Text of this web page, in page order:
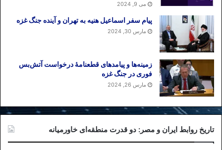
می 9, 2024
پیام سفر اسماعیل هنیه به تهران و آینده جنگ غزه
مارس 30, 2024
زمینه‌ها و پیامدهای قطعنامهٔ درخواست آتش‌بس
فوری در جنگ غزه
مارس 26, 2024
تاریخ روابط ایران و مصر: دو قدرت منطقه‌ای خاورمیانه